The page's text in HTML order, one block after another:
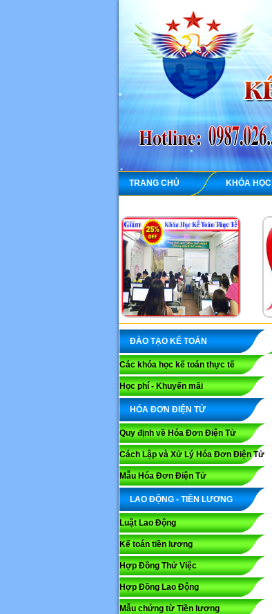
TRANG CHỦ KHÓA HỌC
ĐÀO TẠO KẾ TOÁN
Các khóa học kế toán thực tế
Học phí - Khuyến mãi
HÓA ĐƠN ĐIỆN TỬ
Quy định về Hóa Đơn Điện Tử
Cách Lập và Xử Lý Hóa Đơn Điện Tử
Mẫu Hóa Đơn Điện Tử
LAO ĐỘNG - TIỀN LƯƠNG
Luật Lao Động
Kế toán tiền lương
Hợp Đồng Thử Việc
Hợp Đồng Lao Động
Mẫu chứng từ Tiền lương